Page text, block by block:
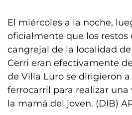
El miércoles a la noche,
oficialmente que los restos
cangrejal de la localidad
Cerri eran efectivamente
de Villa Luro se dirigieron
ferrocarril para realizar una
la mamá del joven. (DIB)